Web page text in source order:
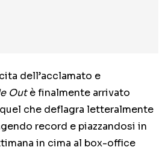
dell’acclamato e
Outè finalmente arrivato
che deflagra letteralmente
record e piazzandosi in
in cima al box-office